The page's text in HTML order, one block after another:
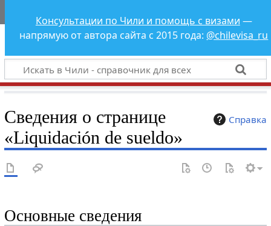
Чили - справочник
для всех
Консультации по Чили и помощь с визами —
напрямую от автора сайта с 2015 года: @chilevisa_ru
Справка
Сведения о странице
«Liquidación de sueldo»
Основные сведения